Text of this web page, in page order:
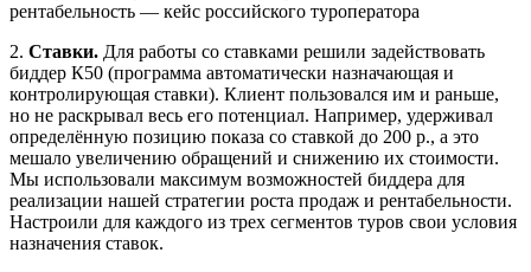
2. Ставки. Для работы со ставками решили задействовать
биддер К50 (программа автоматически назначающая и
контролирующая ставки). Клиент пользовался им и раньше,
но не раскрывал весь его потенциал. Например, удерживал
определённую позицию показа со ставкой до 200 р., а это
мешало увеличению обращений и снижению их стоимости.
Мы использовали максимум возможностей биддера для
реализации нашей стратегии роста продаж и рентабельности.
Настроили для каждого из трех сегментов туров свои условия
назначения ставок.